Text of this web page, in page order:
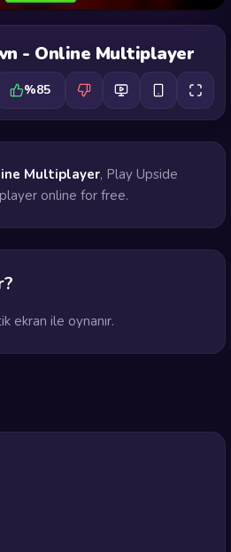
- Online Multiplayer
%85
Multiplayer, Play Upside
online for free.
ekran ile oynanır.